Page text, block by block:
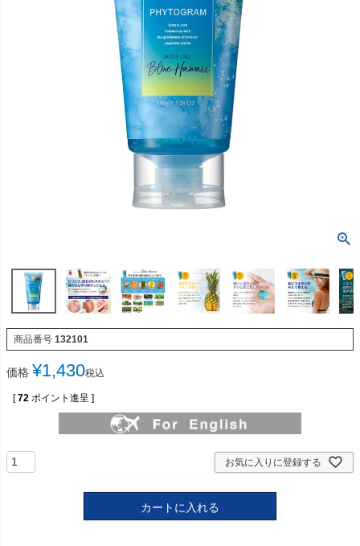
商品番号 132101
価格 ¥1,430税込
[ 72 ポイント進呈 ]
お気に入りに登録する
カートに入れる